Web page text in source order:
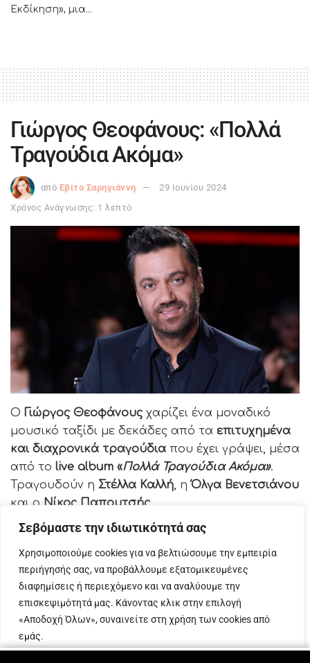
Σεβόμαστε την ιδιωτικότητά σας
Χρησιμοποιούμε cookies για να βελτιώσουμε την εμπειρία
περιήγησής σας, να προβάλλουμε εξατομικευμένες
διαφημίσεις ή περιεχόμενο και να αναλύουμε την
επισκεψιμότητά μας. Κάνοντας κλικ στην επιλογή
«Αποδοχή Όλων», συναινείτε στη χρήση των cookies από
εμάς.
Εκδίκηση», μια...
Γιώργος Θεοφάνους: «Πολλά
Τραγούδια Ακόμα»
από Εβίτα Σαρηγιάννη
29 Ιουνίου 2024
Χρόνος Ανάγνωσης: 1 λεπτό
Ο Γιώργος Θεοφάνους χαρίζει ένα μοναδικό
μουσικό ταξίδι με δεκάδες από τα επιτυχημένα
και διαχρονικά τραγούδια που έχει γράψει, μέσα
από το live album «Πολλά Τραγούδια Ακόμα».
Τραγουδούν η Στέλλα Καλλή, ηΌλγα Βενετσιάνου
και ο Νίκος Παπουτσής
Στο « Πολλά Τραγούδια Ακόμα
στις streaming πλατφόρμες από την Panik
Oxygen, περιλαμβάνονται, σε ζωντανή εκτέλεση,
84 από τα αμέτρητα τραγούδια που έχει
συνθέσει
ο Γιώργος Θεοφάνους, τα οποία έχουν
ερμηνεύσει δεκάδες καλλιτέχνες κι αποτελούν
διαμάντια της ελληνικής δισκογραφίας.